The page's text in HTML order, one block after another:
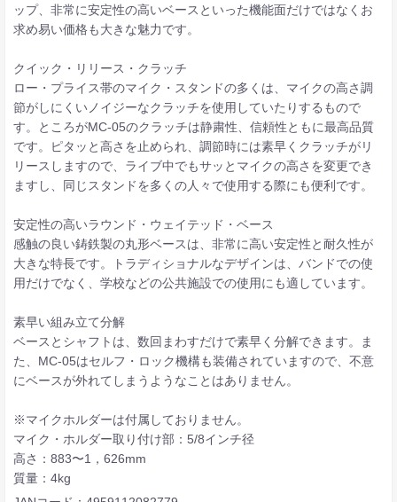
ップ、非常に安定性の高いベースといった機能面だけではなくお
求め易い価格も大きな魅力です。
クイック・リリース・クラッチ
ロー・プライス帯のマイク・スタンドの多くは、マイクの高さ調
節がしにくいノイジーなクラッチを使用していたりするもので
す。ところがMC-05のクラッチは静粛性、信頼性ともに最高品質
です。ピタッと高さを止められ、調節時には素早くクラッチがリ
リースしますので、ライブ中でもサッとマイクの高さを変更でき
ますし、同じスタンドを多くの人々で使用する際にも便利です。
安定性の高いラウンド・ウェイテッド・ベース
感触の良い鋳鉄製の丸形ベースは、非常に高い安定性と耐久性が
大きな特長です。トラディショナルなデザインは、バンドでの使
用だけでなく、学校などの公共施設での使用にも適しています。
素早い組み立て分解
ベースとシャフトは、数回まわすだけで素早く分解できます。ま
た、MC-05はセルフ・ロック機構も装備されていますので、不意
にベースが外れてしまうようなことはありません。
※マイクホルダーは付属しておりません。
マイク・ホルダー取り付け部：5/8インチ径
高さ：883〜1，626mm
質量：4kg